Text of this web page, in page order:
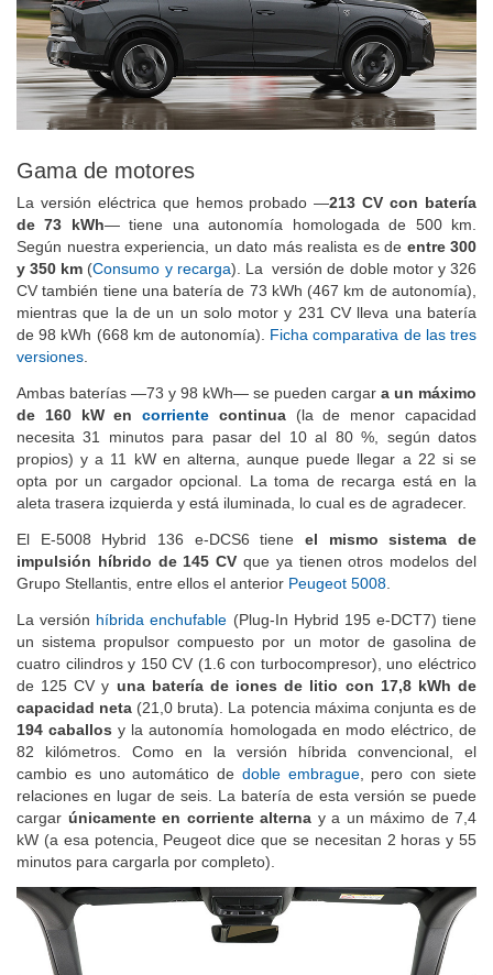
La versión eléctrica que hemos probado —213 CV con batería
de 73 kWh— tiene una autonomía homologada de 500 km.
Según nuestra experiencia, un dato más realista es deentre 300
y 350 km(Consumo y recarga). La versión de doble motor y 326
CV también tiene una batería de 73 kWh (467 km de autonomía),
mientras que la de un un solo motor y 231 CV lleva una batería
de 98 kWh (668 km de autonomía).
Ambas baterías —73 y 98 kWh— se pueden cargara un máximo
de 160 kW encorriente continua(la de menor capacidad
necesita 31 minutos para pasar del 10 al 80 %, según datos
propios) y a 11 kW en alterna, aunque puede llegar a 22 si se
opta por un cargador opcional. La toma de recarga está en la
El E-5008 Hybrid 136 e-DCS6 tieneel mismo sistema de
impulsión híbrido de 145 CVque ya tienen otros modelos del
La versión híbrida enchufable(Plug-In Hybrid 195 e-DCT7) tiene
un sistema propulsor compuesto por un motor de gasolina de
cuatro cilindros y 150 CV (1.6 con turbocompresor), uno eléctrico
de 125 CV yuna batería de iones de litio con 17,8 kWh de
capacidad neta(21,0 bruta). La potencia máxima conjunta es de
194 caballosy la autonomía homologada en modo eléctrico, de
82 kilómetros. Como en la versión híbrida convencional, el
cambio es uno automático de doble embrague, pero con siete
relaciones en lugar de seis. La batería de esta versión se puede
cargarúnicamente en corriente alterna y a un máximo de 7,4
kW (a esa potencia, Peugeot dice que se necesitan 2 horas y 55